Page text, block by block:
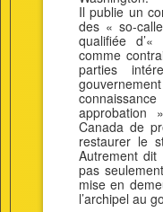
Il publie un
des « so-
qualifiée
comme
parties
approbation
Canada de
restaurer le
Autrement dit
pas
mise en
l’archipel au